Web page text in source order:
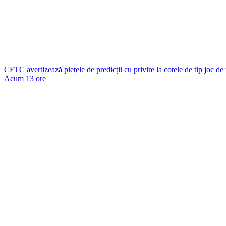
CFTC avertizează piețele de predicții cu privire la cotele de tip joc de
Acum 13 ore